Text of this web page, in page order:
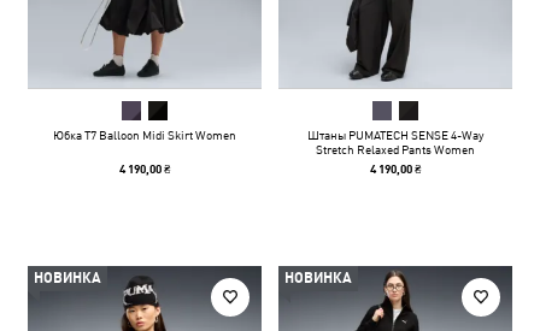
Юбка T7 Balloon Midi Skirt Women
4 190,00 ₴
Штаны PUMATECH SENSE 4-Way
Stretch Relaxed Pants Women
4 190,00 ₴
НОВИНКА НОВИНКА